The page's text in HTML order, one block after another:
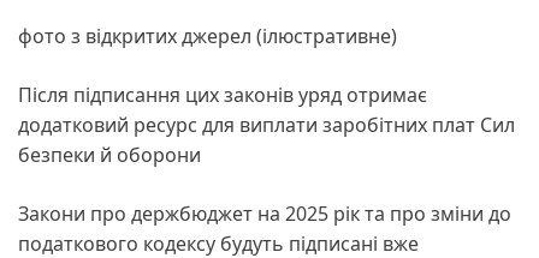
фото з відкритих джерел (ілюстративне)
Після підписання цих законів уряд отримає
додатковий ресурс для виплати заробітних плат Сил
безпеки й оборони
Закони про держбюджет на 2025 рік та про зміни до
податкового кодексу будуть підписані вже